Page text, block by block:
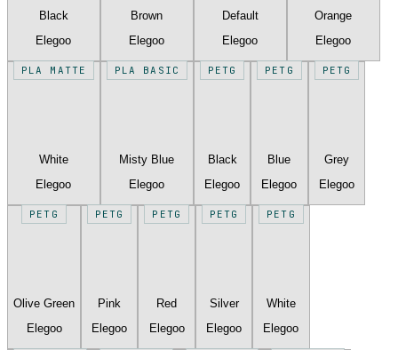
Black
Elegoo
Brown
Elegoo
Default
Elegoo
Orange
Elegoo
PLA MATTE
White
Elegoo
PLA BASIC
Misty Blue
Elegoo
PETG
Black
Elegoo
PETG
Blue
Elegoo
PETG
Grey
Elegoo
PETG
Olive Green
Elegoo
PETG
Pink
Elegoo
PETG
Red
Elegoo
PETG
Silver
Elegoo
PETG
White
Elegoo